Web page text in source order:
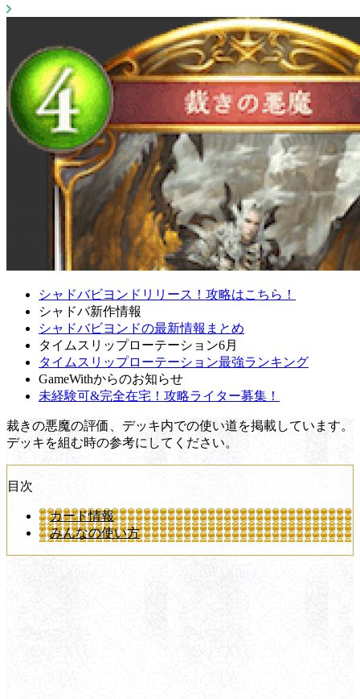
シャドバビヨンドリリース！攻略はこちら！
シャドバ新作情報
シャドバビヨンドの最新情報まとめ
タイムスリップローテーション6月
タイムスリップローテーション最強ランキング
GameWithからのお知らせ
未経験可&完全在宅！攻略ライター募集！
裁きの悪魔の評価、デッキ内での使い道を掲載しています。
デッキを組む時の参考にしてください。
目次
カード情報
みんなの使い方